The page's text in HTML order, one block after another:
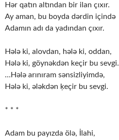
Hər qatın altından bir ilan çıxır.
Ay aman, bu boyda dərdin içində
Adamın adı da yadından çıxır.
Hələ ki, alovdan, hələ ki, oddan,
Hələ ki, göynəkdən keçir bu sevgi.
…Hələ arınıram sənsizliyimdə,
Hələ ki, ələkdən ķeçir bu sevgi.
* * *
Adam bu payızda ölə, İlahi,